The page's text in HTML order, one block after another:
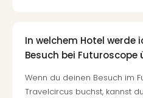
In welchem Hotel werde
Besuch bei Futuroscope
Wenn du deinen Besuch im
Travelcircus buchst, kannst